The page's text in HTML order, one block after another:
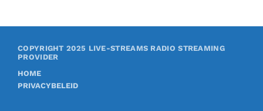
COPYRIGHT 2025 LIVE-STREAMS RADIO STREAMING
PROVIDER
HOME
PRIVACYBELEID